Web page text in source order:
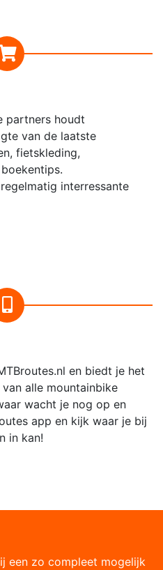
partners houdt
van de laatste
fietskleding,
interressante
en biedt je het
alle mountainbike
wacht je nog op en
app en kijk waar je bij
in kan!
een zo compleet mogelijk